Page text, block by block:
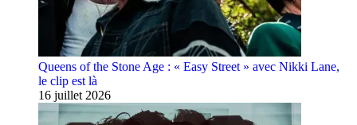
Queens of the Stone Age : « Easy Street » avec Nikki Lane,
le clip est là
16 juillet 2026